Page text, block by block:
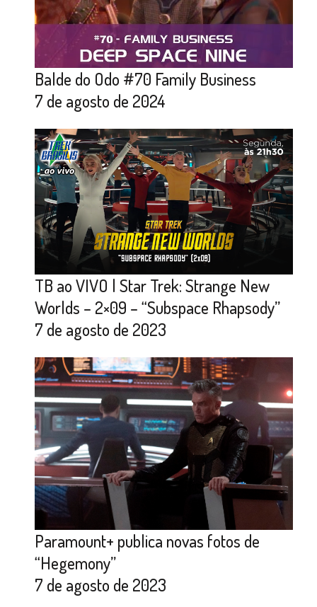
Balde do Odo #70 Family Business
7 de agosto de 2024
TB ao VIVO | Star Trek: Strange New
Worlds – 2×09 – “Subspace Rhapsody”
7 de agosto de 2023
Paramount+ publica novas fotos de
“Hegemony”
7 de agosto de 2023